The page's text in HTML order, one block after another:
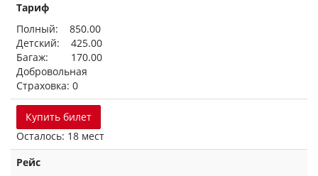
Тариф
Полный: 850.00
Детский: 425.00
Багаж: 170.00
Добровольная
Страховка: 0
Купить билет
Осталось: 18 мест
Рейс